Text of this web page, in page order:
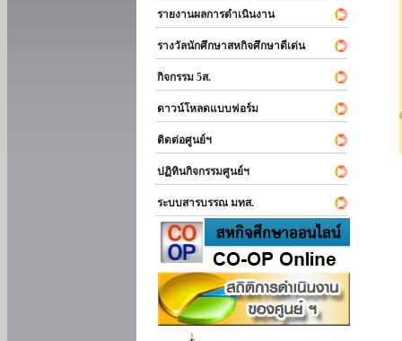
รายงานผลการดำเนินงาน
รางวัลนักศึกษาสหกิจศึกษาดีเด่น
กิจกรรม 5ส.
ดาวน์โหลดแบบฟอร์ม
ติดต่อศูนย์ฯ
ปฏิทินกิจกรรมศูนย์ฯ
ระบบสารบรรณ มทส.